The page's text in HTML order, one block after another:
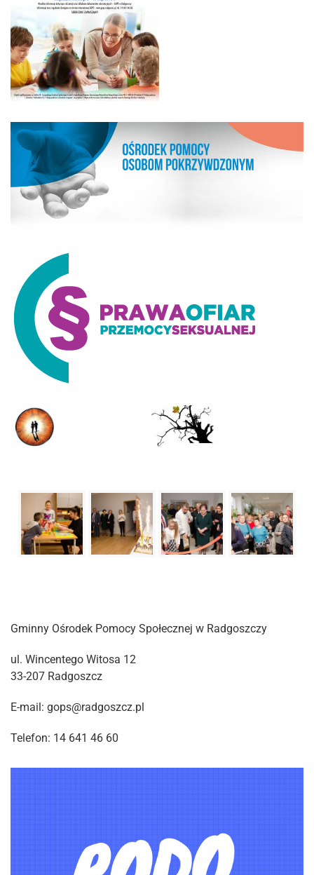
Gminny Ośrodek Pomocy Społecznej w Radgoszczy
ul. Wincentego Witosa 12
33-207 Radgoszcz
E-mail: gops@radgoszcz.pl
Telefon: 14 641 46 60